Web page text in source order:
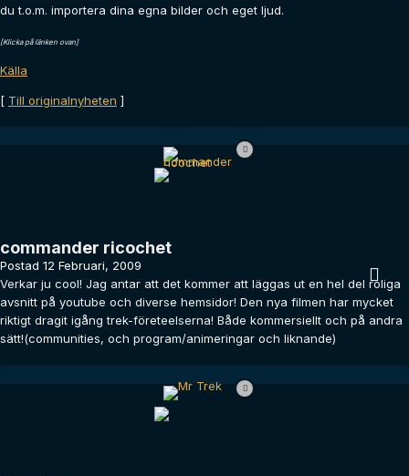
du t.o.m. importera dina egna bilder och eget ljud.
[Klicka på länken ovan]
Källa
[ Till originalnyheten ]
commander ricochet
Postad 12 Februari, 2009
Verkar ju cool! Jag antar att det kommer att läggas ut en hel del roliga
avsnitt på youtube och diverse hemsidor! Den nya filmen har mycket
riktigt dragit igång trek-företeelserna! Både kommersiellt och på andra
sätt!(communities, och program/animeringar och liknande)